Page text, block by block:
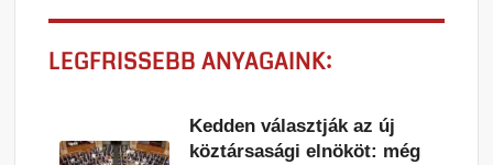
LEGFRISSEBB ANYAGAINK:
Kedden választják az új
köztársasági elnököt: még